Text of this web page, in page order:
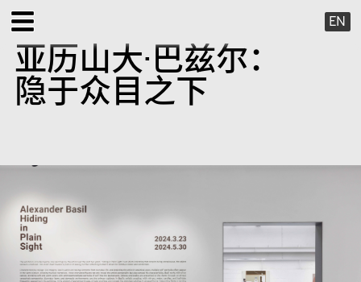
EN
展览
公共项目
特别项目
X 虚拟
出版项目
亚历山大·巴兹尔：
隐于众目之下